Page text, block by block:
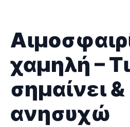
χαμηλή – Τι
σημαίνει
ανησυχώ